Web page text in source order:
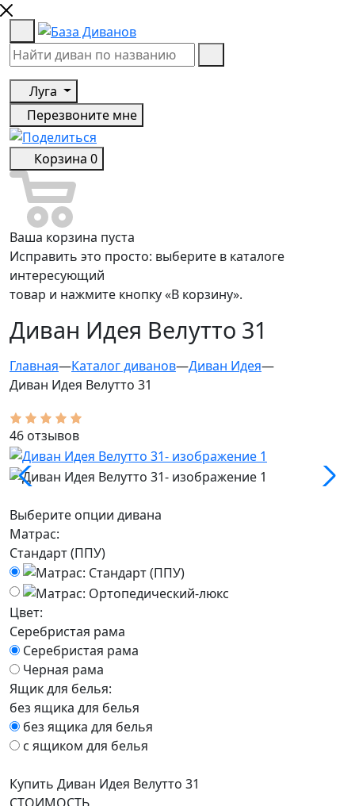
Луга
Перезвоните мне
Корзина 0
Ваша корзина пуста
Исправить это просто: выберите в каталоге
интересующий
товар и нажмите кнопку «В корзину».
Диван Идея Велутто 31
Главная—Каталог диванов—Диван Идея—
Диван Идея Велутто 31
46 отзывов
Выберите опции дивана
Матрас:
Стандарт (ППУ)
Цвет:
Серебристая рама
Серебристая рама
Черная рама
Ящик для белья:
без ящика для белья
без ящика для белья
с ящиком для белья
Купить Диван Идея Велутто 31